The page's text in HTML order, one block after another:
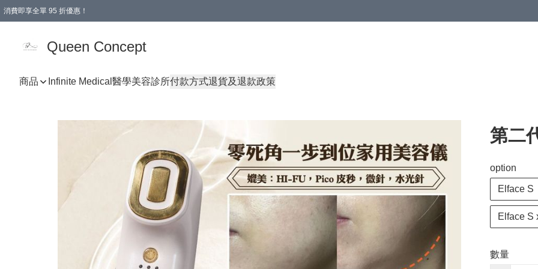
消費即享全單 95 折優惠！
Queen Concept
商品 Infinite Medical醫學美容診所付款方式退貨及退款政策
第二
option
Elface S
Elface S
數量